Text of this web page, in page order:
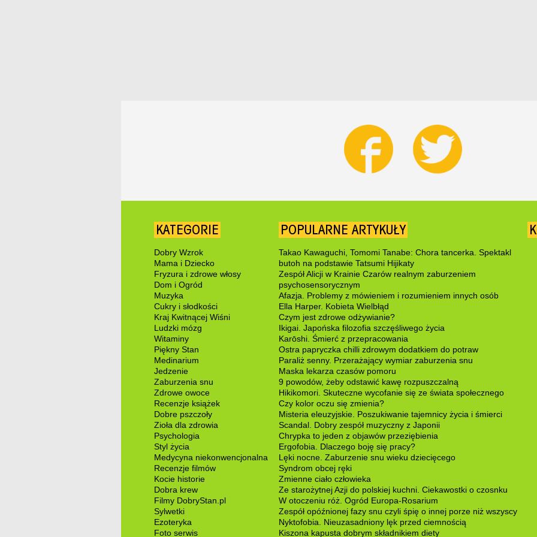
KATEGORIE
Dobry Wzrok
Mama i Dziecko
Fryzura i zdrowe włosy
Dom i Ogród
Muzyka
Cukry i słodkości
Kraj Kwitnącej Wiśni
Ludzki mózg
Witaminy
Piękny Stan
Medinarium
Jedzenie
Zaburzenia snu
Zdrowe owoce
Recenzje książek
Dobre pszczoły
Zioła dla zdrowia
Psychologia
Styl życia
Medycyna niekonwencjonalna
Recenzje filmów
Kocie historie
Dobra krew
Filmy DobryStan.pl
Sylwetki
Ezoteryka
Foto serwis
POPULARNE ARTYKUŁY
Takao Kawaguchi, Tomomi Tanabe: Chora tancerka. Spektakl
butoh na podstawie Tatsumi Hijikaty
Zespół Alicji w Krainie Czarów realnym zaburzeniem
psychosensorycznym
Afazja. Problemy z mówieniem i rozumieniem innych osób
Ella Harper. Kobieta Wielbłąd
Czym jest zdrowe odżywianie?
Ikigai. Japońska filozofia szczęśliwego życia
Karōshi. Śmierć z przepracowania
Ostra papryczka chilli zdrowym dodatkiem do potraw
Paraliż senny. Przerażający wymiar zaburzenia snu
Maska lekarza czasów pomoru
9 powodów, żeby odstawić kawę rozpuszczalną
Hikikomori. Skuteczne wycofanie się ze świata społecznego
Czy kolor oczu się zmienia?
Misteria eleuzyjskie. Poszukiwanie tajemnicy życia i śmierci
Scandal. Dobry zespół muzyczny z Japonii
Chrypka to jeden z objawów przeziębienia
Ergofobia. Dlaczego boję się pracy?
Lęki nocne. Zaburzenie snu wieku dziecięcego
Syndrom obcej ręki
Zmienne ciało człowieka
Ze starożytnej Azji do polskiej kuchni. Ciekawostki o czosnku
W otoczeniu róż. Ogród Europa-Rosarium
Zespół opóźnionej fazy snu czyli śpię o innej porze niż wszyscy
Nyktofobia. Nieuzasadniony lęk przed ciemnością
Kiszona kapusta dobrym składnikiem diety